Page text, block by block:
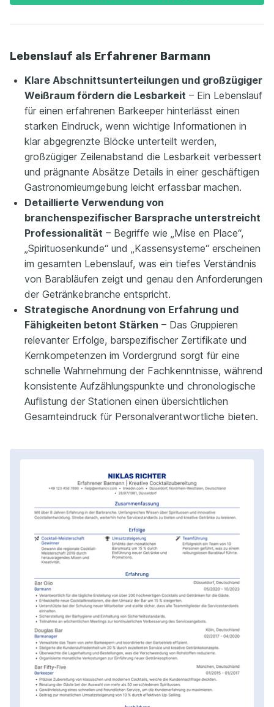
Lebenslauf als Erfahrener Barmann
Klare Abschnittsunterteilungen und großzügiger
Weißraum fördern die Lesbarkeit – Ein Lebenslauf
für einen erfahrenen Barkeeper hinterlässt einen
starken Eindruck, wenn wichtige Informationen in
klar abgegrenzte Blöcke unterteilt werden,
großzügiger Zeilenabstand die Lesbarkeit verbessert
und prägnante Absätze Details in einer geschäftigen
Gastronomieumgebung leicht erfassbar machen.
Detaillierte Verwendung von
branchenspezifischer Barsprache unterstreicht
Professionalität – Begriffe wie „Mise en Place“,
„Spirituosenkunde“ und „Kassensysteme“ erscheinen
im gesamten Lebenslauf, was ein tiefes Verständnis
von Barabläufen zeigt und genau den Anforderungen
der Getränkebranche entspricht.
Strategische Anordnung von Erfahrung und
Fähigkeiten betont Stärken – Das Gruppieren
relevanter Erfolge, barspezifischer Zertifikate und
Kernkompetenzen im Vordergrund sorgt für eine
schnelle Wahrnehmung der Fachkenntnisse, während
konsistente Aufzählungspunkte und chronologische
Auflistung der Stationen einen übersichtlichen
Gesamteindruck für Personalverantwortliche bieten.